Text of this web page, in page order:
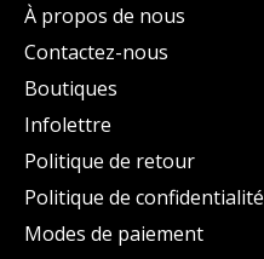
À propos de nous
Contactez-nous
Boutiques
Infolettre
Politique de retour
Politique de confidentialité
Modes de paiement